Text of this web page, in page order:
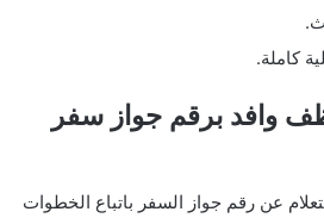
كاملة.
وافد برقم جواز سفر
عن رقم جواز السفر باتباع الخطوات